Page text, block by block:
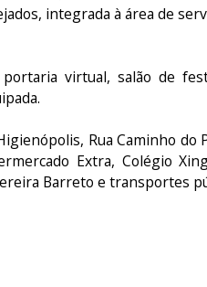
integrada à área de
virtual, salão de
Rua Caminho do
Extra, Colégio
Barreto e transportes